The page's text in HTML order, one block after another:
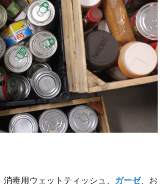
消毒用ウェットティッシュ、 ガーゼ、お